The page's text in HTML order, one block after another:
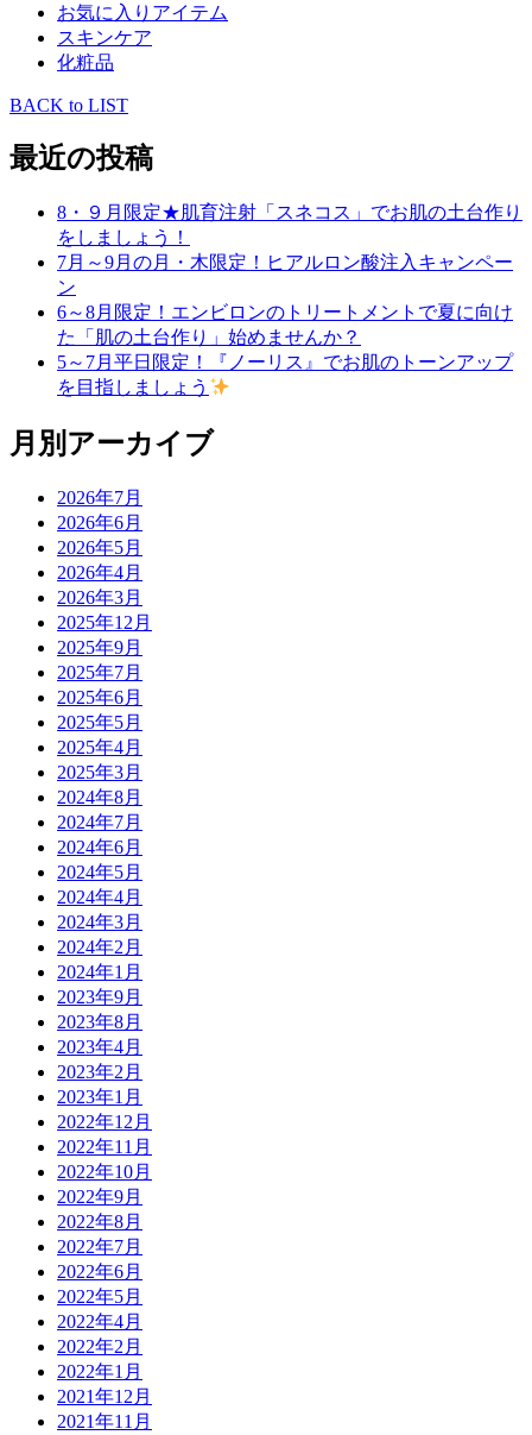
お気に入りアイテム
スキンケア
化粧品
BACK to LIST
最近の投稿
8・９月限定★肌育注射「スネコス」でお肌の土台作り
をしましょう！
7月～9月の月・木限定！ヒアルロン酸注入キャンペー
ン
6～8月限定！エンビロンのトリートメントで夏に向け
た「肌の土台作り」始めませんか？
5～7月平日限定！『ノーリス』でお肌のトーンアップ
を目指しましょう
月別アーカイブ
2026年7月
2026年6月
2026年5月
2026年4月
2026年3月
2025年12月
2025年9月
2025年7月
2025年6月
2025年5月
2025年4月
2025年3月
2024年8月
2024年7月
2024年6月
2024年5月
2024年4月
2024年3月
2024年2月
2024年1月
2023年9月
2023年8月
2023年4月
2023年2月
2023年1月
2022年12月
2022年11月
2022年10月
2022年9月
2022年8月
2022年7月
2022年6月
2022年5月
2022年4月
2022年2月
2022年1月
2021年12月
2021年11月